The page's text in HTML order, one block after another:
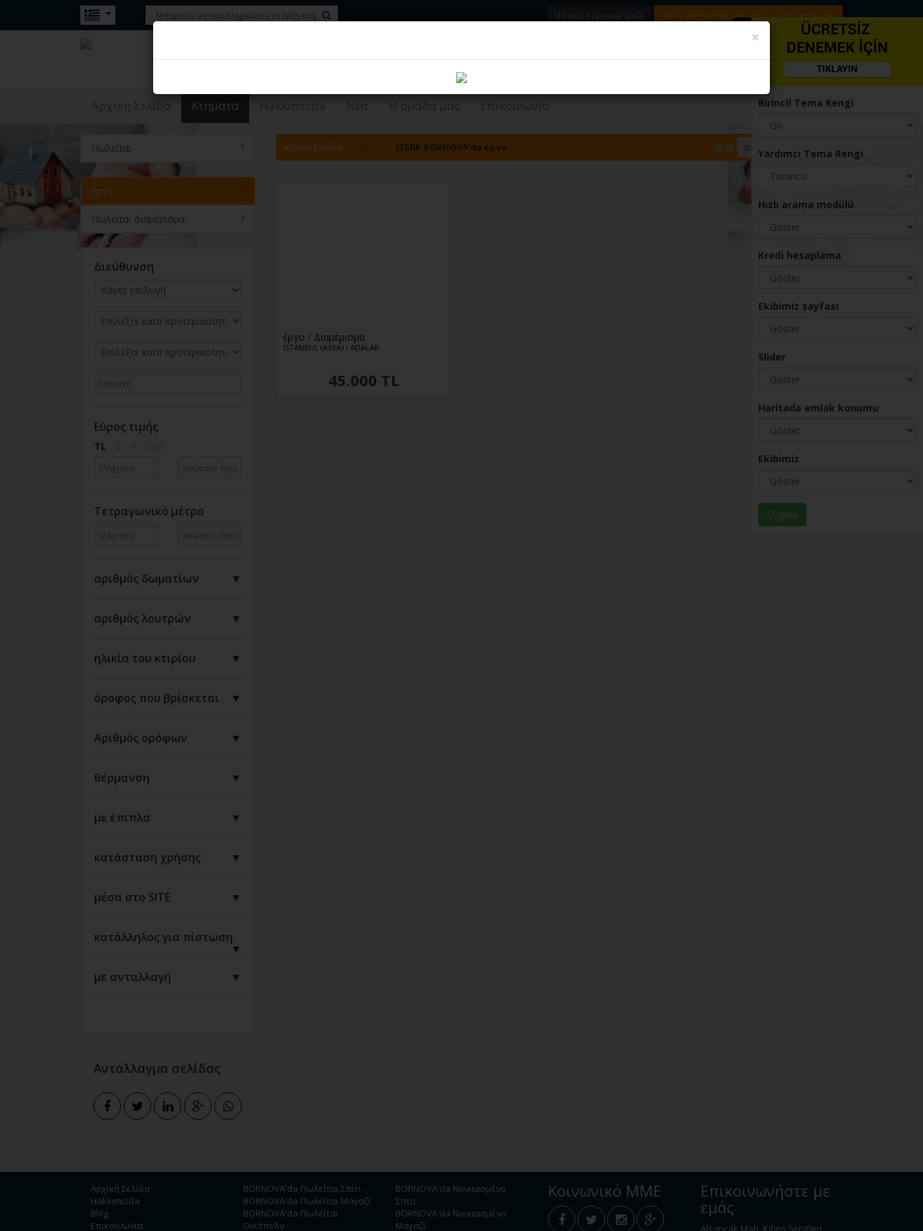
Birincil Tema Rengi
Yardımcı Tema Rengi
Hızlı arama modülü
Kredi hesaplama
Ekibimiz sayfası
Slider
Haritada emlak konumu
Ekibimiz
Να σας πάρουμε εμείς Θέλω να πωλήσω/εκμισθώνω το σπίτι μου
02321234567
2321234567
Αρχική Σελίδα Κτήματα Hakkımızda Νέα Η ομάδα μας Επικοινωνία
Πωλείται
έργο
Πωλείται Διαμέρισμα
Διεύθυνση
Εύρος τιμής
TL
Τετραγωνικό μέτρο
αριθμός δωματίων ▼
αριθμός λουτρών ▼
ηλικία του κτιρίου ▼
όροφος που βρίσκεται ▼
Αριθμός ορόφων ▼
θέρμανση ▼
με έπιπλα ▼
κατάσταση χρήσης ▼
μέσα στο SITE ▼
κατάλληλος για πίστωση
▼
με ανταλλαγή
▼
Αντάλλαγμα σελίδας
Αρχική Σελίδα έργο İZMİR BORNOVA'da έργο
έργο / Διαμέρισμα
İSTANBUL (ASYA) / ADALAR
45.000 TL
Αρχική Σελίδα
Hakkımızda
Blog
Επικοινωνία
BORNOVA'da Πωλείται Σπίτι
BORNOVA'da Πωλείται Μαγαζί
BORNOVA'da Πωλείται
Οικόπεδο
BORNOVA'da Νοικιασμένο
Σπίτι
BORNOVA'da Νοικιασμένο
Μαγαζί
Κοινωνικό ΜΜΕ
Επικοινωνήστε με
εμάς
Alsancak Mah. Kıbrıs Şehitleri
×